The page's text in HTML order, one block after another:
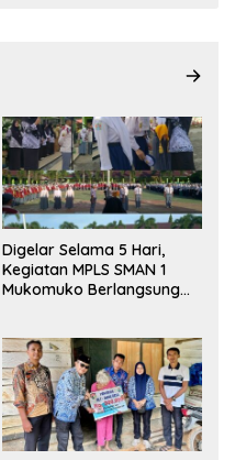
Digelar Selama 5 Hari,
Kegiatan MPLS SMAN 1
Mukomuko Berlangsung